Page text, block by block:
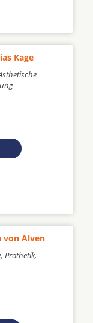
Kage
von Alven
Prothetik,